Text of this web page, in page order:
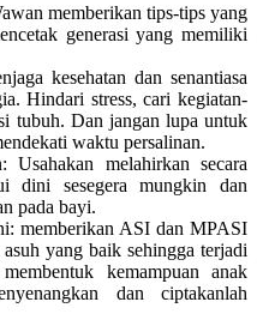
memberikan tips-tips yang
generasi yang memiliki
kesehatan dan senantiasa
Hindari stress, cari kegiatan-
tubuh. Dan jangan lupa untuk
waktu persalinan.
melahirkan secara
dini sesegera mungkin dan
pada bayi.
memberikan ASI dan MPASI
yang baik sehingga terjadi
kemampuan anak
dan ciptakanlah